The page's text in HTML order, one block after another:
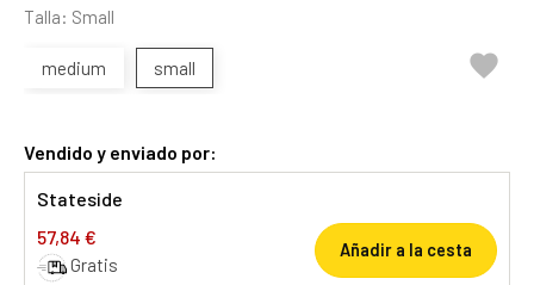
Talla: Small
medium small 
Vendido y enviado por:
Stateside
57,84 €
Gratis
Añadir a la cesta